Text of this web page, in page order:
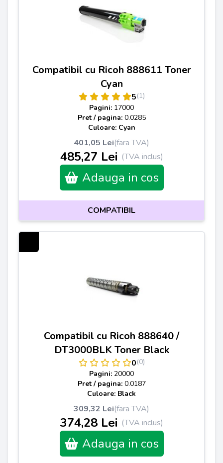
Compatibil cu Ricoh 888611 Toner
Cyan
5(1)
Pagini: 17000
Pret / pagina: 0.0285
Culoare: Cyan
401,05 Lei(fara TVA)
485,27 Lei (TVA inclus)
Adauga in cos
COMPATIBIL
Compatibil cu Ricoh 888640 /
DT3000BLK Toner Black
0(0)
Pagini: 20000
Pret / pagina: 0.0187
Culoare: Black
309,32 Lei(fara TVA)
374,28 Lei (TVA inclus)
Adauga in cos